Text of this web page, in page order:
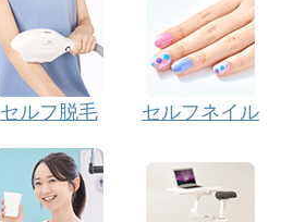
セルフ脱毛 セルフネイル